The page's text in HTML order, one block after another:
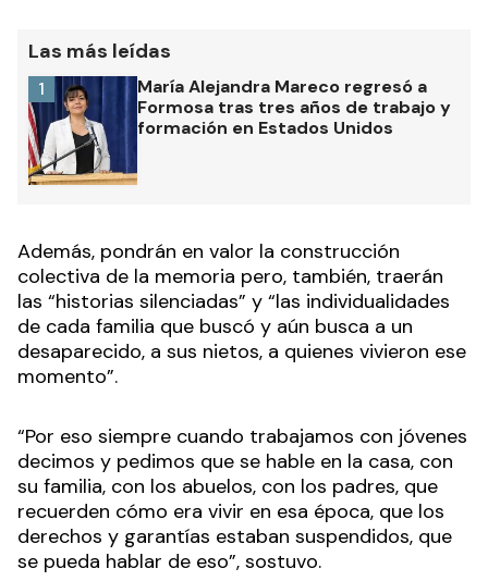
Las más leídas
María Alejandra Mareco regresó a
Formosa tras tres años de trabajo y
formación en Estados Unidos
1
Además, pondrán en valor la construcción
colectiva de la memoria pero, también, traerán
las “historias silenciadas” y “las individualidades
de cada familia que buscó y aún busca a un
desaparecido, a sus nietos, a quienes vivieron ese
momento”.
“Por eso siempre cuando trabajamos con jóvenes
decimos y pedimos que se hable en la casa, con
su familia, con los abuelos, con los padres, que
recuerden cómo era vivir en esa época, que los
derechos y garantías estaban suspendidos, que
se pueda hablar de eso”, sostuvo.